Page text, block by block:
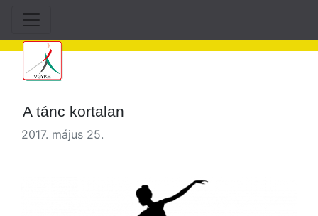
A tánc kortalan
2017. május 25.